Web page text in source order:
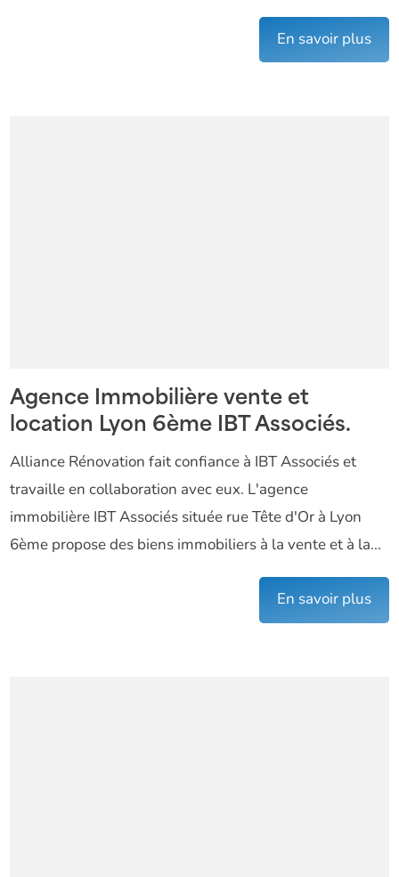
En savoir plus
Agence Immobilière vente et
location Lyon 6ème IBT Associés.
Alliance Rénovation fait confiance à IBT Associés et
travaille en collaboration avec eux. L'agence
immobilière IBT Associés située rue Tête d'Or à Lyon
6ème propose des biens immobiliers à la vente et à la...
En savoir plus